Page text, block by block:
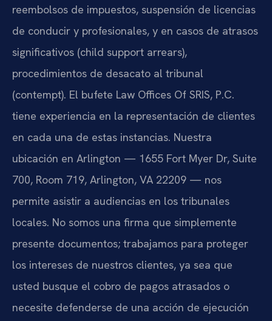
reembolsos de impuestos, suspensión de licencias
de conducir y profesionales, y en casos de atrasos
significativos (child support arrears),
procedimientos de desacato al tribunal
(contempt). El bufete Law Offices Of SRIS, P.C.
tiene experiencia en la representación de clientes
en cada una de estas instancias. Nuestra
ubicación en Arlington — 1655 Fort Myer Dr, Suite
700, Room 719, Arlington, VA 22209 — nos
permite asistir a audiencias en los tribunales
locales. No somos una firma que simplemente
presente documentos; trabajamos para proteger
los intereses de nuestros clientes, ya sea que
usted busque el cobro de pagos atrasados o
necesite defenderse de una acción de ejecución